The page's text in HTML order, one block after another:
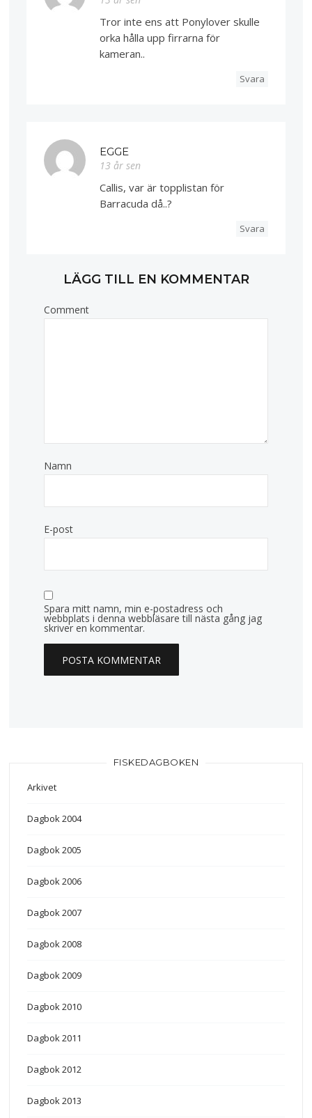
Tror inte ens att Ponylover skulle
orka hålla upp firrarna för
kameran..
Svara
EGGE
13 år sen
Callis, var är topplistan för
Barracuda då..?
Svara
LÄGG TILL EN KOMMENTAR
Comment
Namn
E-post
Spara mitt namn, min e-postadress och
webbplats i denna webbläsare till nästa gång jag
skriver en kommentar.
FISKEDAGBOKEN
Arkivet
Dagbok 2004
Dagbok 2005
Dagbok 2006
Dagbok 2007
Dagbok 2008
Dagbok 2009
Dagbok 2010
Dagbok 2011
Dagbok 2012
Dagbok 2013